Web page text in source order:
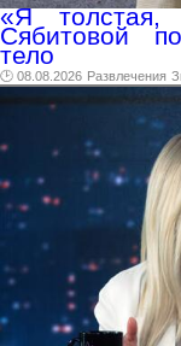
«Я
Сябитовой
тело
🕑 08.08.2026 Развлечения